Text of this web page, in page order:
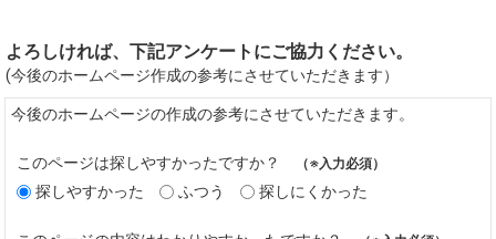
よろしければ、下記アンケートにご協力ください。
(今後のホームページ作成の参考にさせていただきます）
今後のホームページの作成の参考にさせていただきます。
このページは探しやすかったですか？ （※入力必須）
探しやすかった ふつう 探しにくかった